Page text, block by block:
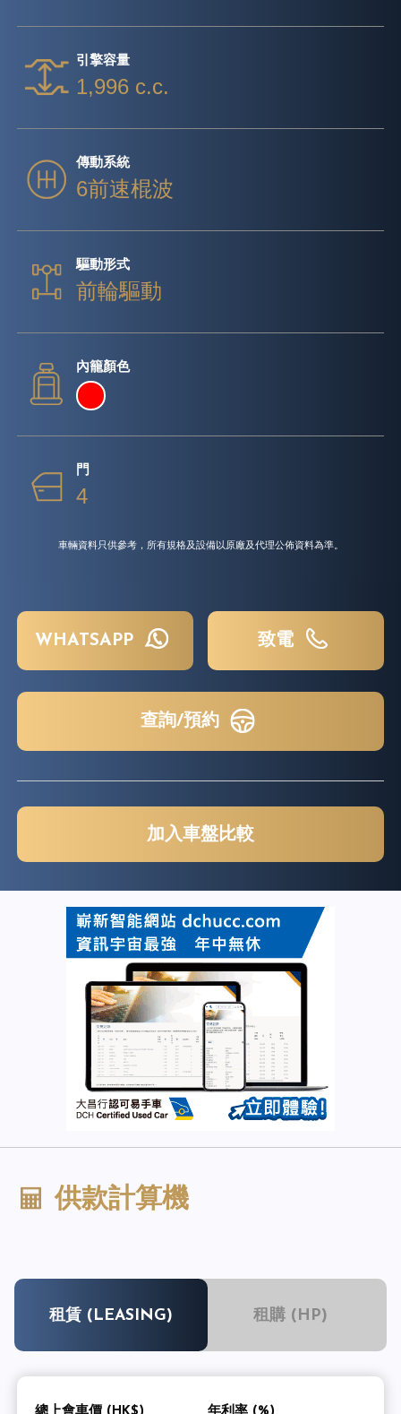
引擎容量
1,996 c.c.
傳動系統
6前速棍波
驅動形式
前輪驅動
內籠顏色
門
4
車輛資料只供參考，所有規格及設備以原廠及代理公佈資料為準。
WHATSAPP 致電
查詢/預約
加入車盤比較
供款計算機
租賃 (LEASING) 租購 (HP)